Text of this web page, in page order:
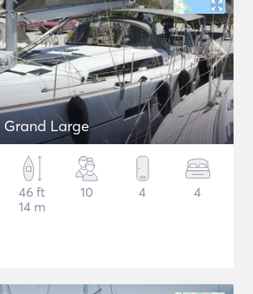
Large
46 ft
14 m
10 4 4